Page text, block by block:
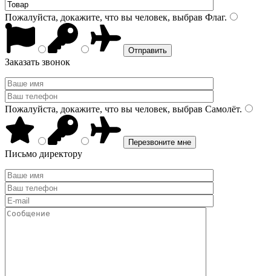
Пожалуйста, докажите, что вы человек, выбрав Флаг.
Заказать звонок
Пожалуйста, докажите, что вы человек, выбрав Самолёт.
Письмо директору